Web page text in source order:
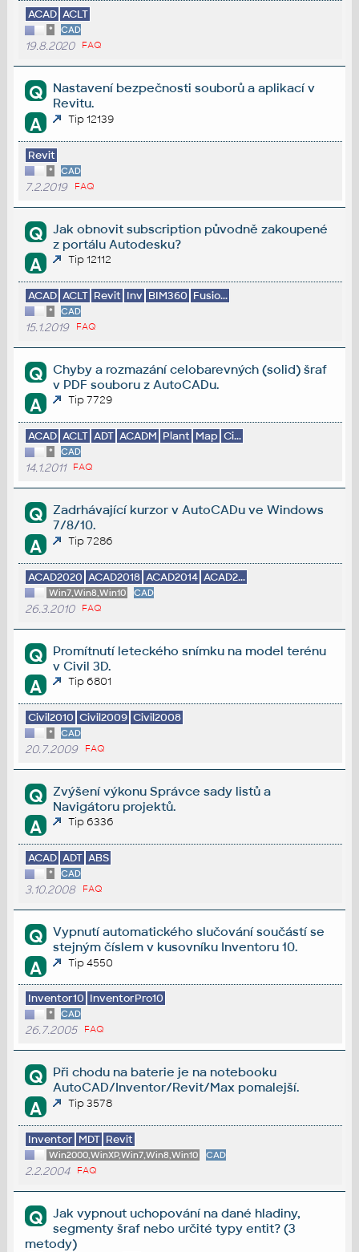
ACAD ACLT
* CAD
19.8.2020 FAQ
Q
Nastavení bezpečnosti souborů a aplikací v
Revitu.
A Tip 12139
Revit
* CAD
7.2.2019 FAQ
Q
Jak obnovit subscription původně zakoupené
z portálu Autodesku?
A Tip 12112
ACAD ACLT Revit Inv BIM360 Fusio...
* CAD
15.1.2019 FAQ
Q
Chyby a rozmazání celobarevných (solid) šraf
v PDF souboru z AutoCADu.
A Tip 7729
ACAD ACLT ADT ACADM Plant Map Ci...
* CAD
14.1.2011 FAQ
Q
Zadrhávající kurzor v AutoCADu ve Windows
7/8/10.
A Tip 7286
ACAD2020 ACAD2018 ACAD2014 ACAD2...
Win7,Win8,Win10 CAD
26.3.2010 FAQ
Q
Promítnutí leteckého snímku na model terénu
v Civil 3D.
A Tip 6801
Civil2010 Civil2009 Civil2008
* CAD
20.7.2009 FAQ
Q
Zvýšení výkonu Správce sady listů a
Navigátoru projektů.
A Tip 6336
ACAD ADT ABS
* CAD
3.10.2008 FAQ
Q
Vypnutí automatického slučování součástí se
stejným číslem v kusovníku Inventoru 10.
A Tip 4550
Inventor10 InventorPro10
* CAD
26.7.2005 FAQ
Q
Při chodu na baterie je na notebooku
AutoCAD/Inventor/Revit/Max pomalejší.
A Tip 3578
Inventor MDT Revit
Win2000,WinXP,Win7,Win8,Win10 CAD
2.2.2004 FAQ
Q
Jak vypnout uchopování na dané hladiny,
segmenty šraf nebo určité typy entit? (3
metody)